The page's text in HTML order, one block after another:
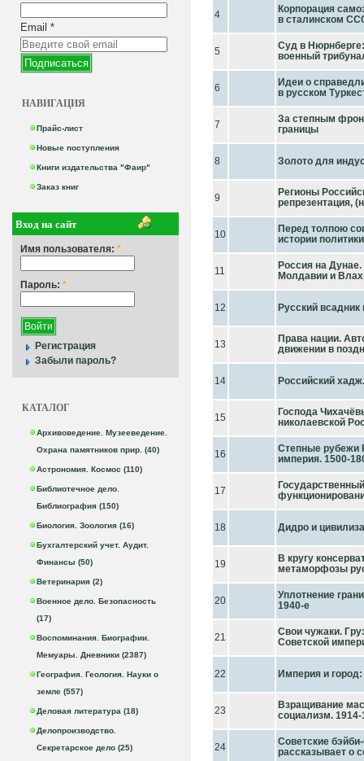
Email *
НАВИГАЦИЯ
Прайс-лист
Новые поступления
Книги издательства "Фаир"
Заказ книг
Вход на сайт
Имя пользователя: *
Пароль: *
Регистрация
Забыли пароль?
КАТАЛОГ
Архивоведение. Музееведение.
Охрана памятников прир. (40)
Астрономия. Космос (110)
Библиотечное дело.
Библиография (150)
Биология. Зоология (16)
Бухгалтерский учет. Аудит.
Финансы (50)
Ветеринария (2)
Военное дело. Безопасность
(17)
Воспоминания. Биографии.
Мемуары. Дневники (2387)
География. Геология. Науки о
земле (557)
Деловая литература (18)
Делопроизводство.
Секретарское дело (25)
4
Корпорация
в сталинском
5
Суд в
военный
6
Идеи о
в русском
7
За степным
границы
8 Золото для
9
Регионы
репрезентация,
10
Перед толпою
истории
11
Россия на
Молдавии и
12 Русский
13
Права нации.
движении в
14 Российский
15
Господа
николаевской
16
Степные рубежи
империя. 1500-
17
18 Дидро и
19
В кругу
метаморфозы
20
Уплотнение
1940-е
21
Свои чужаки.
Cоветской
22 Империя и
23
Взращивание
социализм. 1914-
24
Советские
рассказывает о